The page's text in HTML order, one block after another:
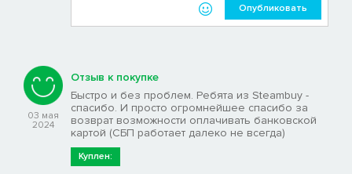
Опубликовать
03 мая
2024
Отзыв к покупке
Быстро и без проблем. Ребята из Steambuy -
спасибо. И просто огромнейшее спасибо за
возврат возможности оплачивать банковской
картой (СБП работает далеко не всегда)
Куплен: